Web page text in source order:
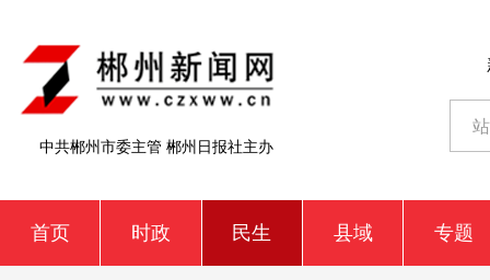
中共郴州市委主管 郴州日报社主办
首页 时政 民生 县域 专题